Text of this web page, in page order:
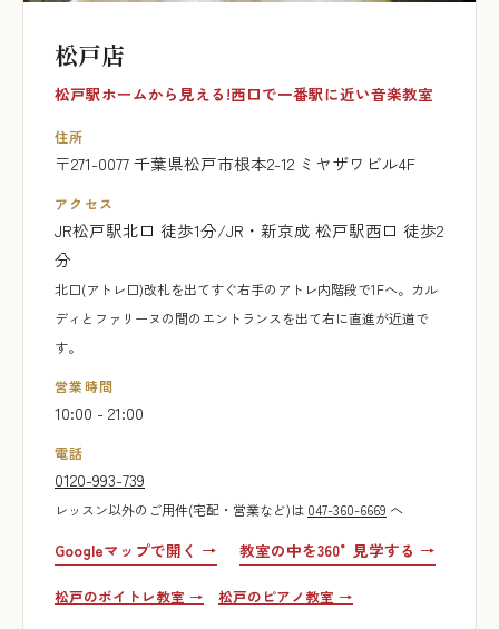
松戸店
松戸駅ホームから見える!西口で一番駅に近い音楽教室
住所
〒271-0077 千葉県松戸市根本2-12 ミヤザワビル4F
アクセス
JR松戸駅北口 徒歩1分/JR・新京成 松戸駅西口 徒歩2
分
北口(アトレ口)改札を出てすぐ右手のアトレ内階段で1Fへ。カル
ディとファリーヌの間のエントランスを出て右に直進が近道で
す。
営業時間
10:00 - 21:00
電話
0120-993-739
レッスン以外のご用件(宅配・営業など)は 047-360-6669 へ
Googleマップで開く → 教室の中を360°見学する →
松戸のボイトレ教室 → 松戸のピアノ教室 →